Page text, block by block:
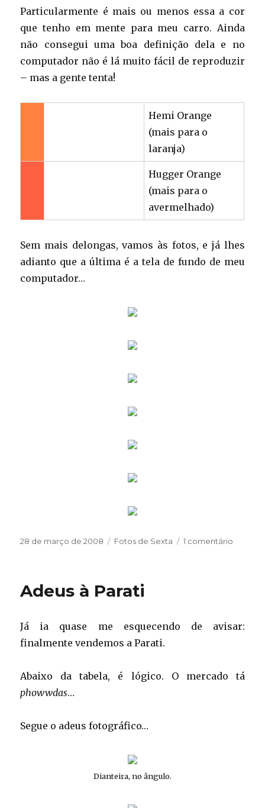
Particularmente é mais ou menos essa a cor
que tenho em mente para meu carro. Ainda
não consegui uma boa definição dela e no
computador não é lá muito fácil de reproduzir
– mas a gente tenta!
Hemi Orange
(mais para o
laranja)
Hugger Orange
(mais para o
avermelhado)
Sem mais delongas, vamos às fotos, e já lhes
adianto que a última é a tela de fundo de meu
computador…
Publicado
28 de março de 2008 Categorias
Fotos de Sexta 1 comentário
Adeus à Parati
Já ia quase me esquecendo de avisar:
finalmente vendemos a Parati.
Abaixo da tabela, é lógico. O mercado tá
phowwdas…
Segue o adeus fotográfico…
Dianteira, no ângulo.